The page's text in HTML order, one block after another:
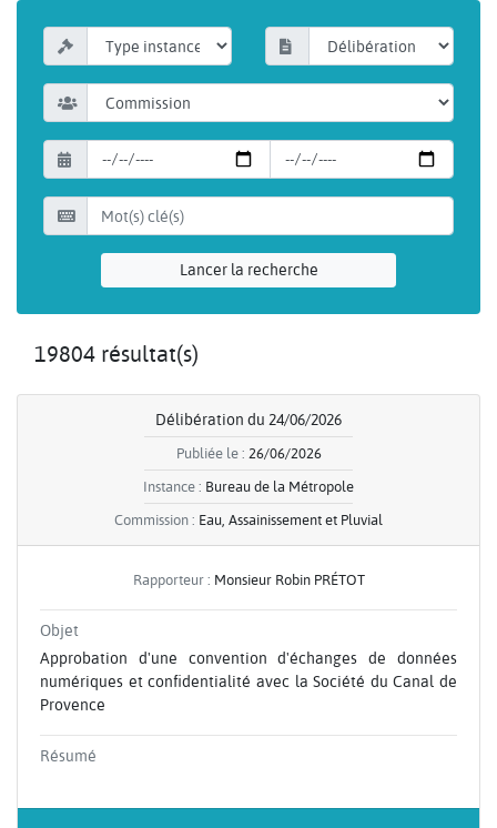
Lancer la recherche
19804 résultat(s)
Délibération du 24/06/2026
Publiée le : 26/06/2026
Instance : Bureau de la Métropole
Commission : Eau, Assainissement et Pluvial
Rapporteur : Monsieur Robin PRÉTOT
Objet
Approbation d'une convention d'échanges de données
numériques et confidentialité avec la Société du Canal de
Provence
Résumé